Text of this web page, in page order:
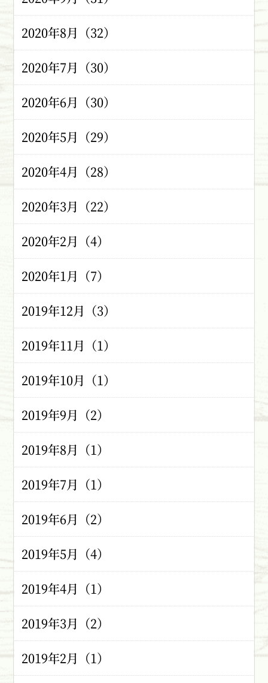
2020年8月（32）
2020年7月（30）
2020年6月（30）
2020年5月（29）
2020年4月（28）
2020年3月（22）
2020年2月（4）
2020年1月（7）
2019年12月（3）
2019年11月（1）
2019年10月（1）
2019年9月（2）
2019年8月（1）
2019年7月（1）
2019年6月（2）
2019年5月（4）
2019年4月（1）
2019年3月（2）
2019年2月（1）